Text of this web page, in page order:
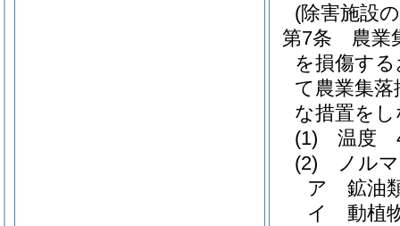
(除害施設
第7条
農業
を損傷す
て農業集
な措置を
(1)
温度
(2)
ノル
ア
鉱油
イ
動植